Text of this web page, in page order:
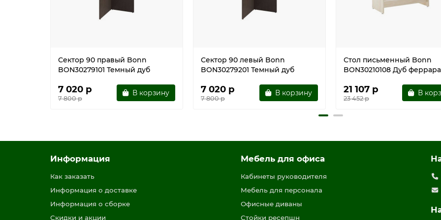
Сектор 90 правый Bonn
BON30279101 Темный дуб
7 020 р
7 800 р
В корзину
Сектор 90 левый Bonn
BON30279201 Темный дуб
7 020 р
7 800 р
В корзину
Стол письменный Bonn
BON30210108 Дуб феррара
21 107 р
23 452 р
В
Информация
Как заказать
Информация о доставке
Информация о сборке
Скидки и акции
Мебель для офиса
Кабинеты руководителя
Мебель для персонала
Офисные диваны
Стойки ресепшн